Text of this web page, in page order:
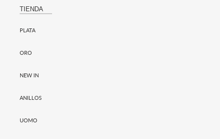
TIENDA
PLATA
ORO
NEW IN
ANILLOS
UOMO